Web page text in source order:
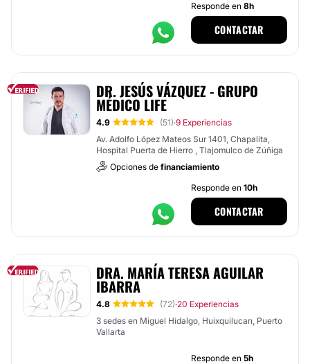
Responde en 8h
CONTACTAR
DR. JESÚS VÁZQUEZ - GRUPO
MÉDICO LIFE
4.9 (51)·9 Experiencias
Av. Adolfo López Mateos Sur 1401, Chapalita,
Hospital Puerta de Hierro , Tlajomulco de Zúñiga
Opciones de financiamiento
Responde en 10h
CONTACTAR
DRA. MARÍA TERESA AGUILAR
IBARRA
4.8 (72)·20 Experiencias
3 sedes en Miguel Hidalgo, Huixquilucan, Puerto
Vallarta
Responde en 5h